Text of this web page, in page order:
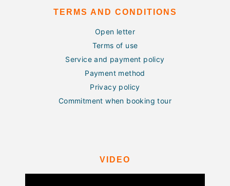
TERMS AND CONDITIONS
Open letter
Terms of use
Service and payment policy
Payment method
Privacy policy
Commitment when booking tour
VIDEO